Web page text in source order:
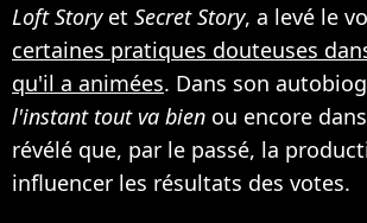
Loft Storyet Secret Story, a levé le
certaines pratiques douteuses
qu'il a animées. Dans son
l'instant tout va bien ou encore dans
révélé que, par le passé, la
influencer les résultats des votes.​